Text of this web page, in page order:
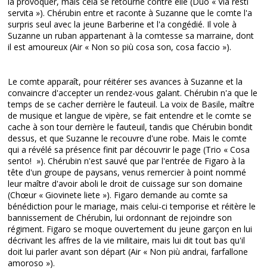
servita »). Chérubin entre et raconte à Suzanne que le comte l'a
surpris seul avec la jeune Barberine et l'a congédié. Il vole à
Suzanne un ruban appartenant à la comtesse sa marraine, dont
il est amoureux (Air « Non so più cosa son, cosa faccio »).
Le comte apparaît, pour réitérer ses avances à Suzanne et la
convaincre d'accepter un rendez-vous galant. Chérubin n'a que le
temps de se cacher derrière le fauteuil. La voix de Basile, maître
de musique et langue de vipère, se fait entendre et le comte se
cache à son tour derrière le fauteuil, tandis que Chérubin bondit
dessus, et que Suzanne le recouvre d'une robe. Mais le comte
qui a révélé sa présence finit par découvrir le page (Trio « Cosa
sento! »). Chérubin n'est sauvé que par l'entrée de Figaro à la
tête d'un groupe de paysans, venus remercier à point nommé
leur maître d'avoir aboli le droit de cuissage sur son domaine
(Chœur « Giovinete liete »). Figaro demande au comte sa
bénédiction pour le mariage, mais celui-ci temporise et réitère le
bannissement de Chérubin, lui ordonnant de rejoindre son
régiment. Figaro se moque ouvertement du jeune garçon en lui
décrivant les affres de la vie militaire, mais lui dit tout bas qu'il
doit lui parler avant son départ (Air « Non più andrai, farfallone
amoroso »).